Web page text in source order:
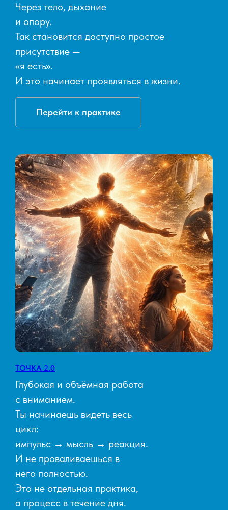
Через тело, дыхание
и опору.
Так становится доступно простое
присутствие —
«я есть».
И это начинает проявляться в жизни.
Перейти к практике
ТОЧКА 2.0
Глубокая и объёмная работа
с вниманием.
Ты начинаешь видеть весь
цикл:
импульс → мысль → реакция.
И не проваливаешься в
него полностью.
Это не отдельная практика,
а процесс в течение дня.